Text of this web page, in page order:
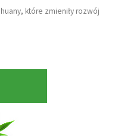
które zmieniły rozwój